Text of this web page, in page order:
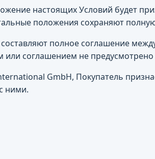
настоящих Условий будет
положения сохраняют полную
полное соглашение
соглашением не предусмотрено
GmbH, Покупатель
ними.